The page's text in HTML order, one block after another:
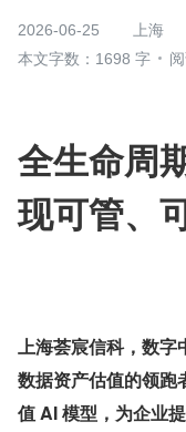
2026-06-25
上海
本文字数：1698 字
全生命周
现可管、
上海荟宸信科，数字
数据资产估值的领跑
值 AI 模型，为企业